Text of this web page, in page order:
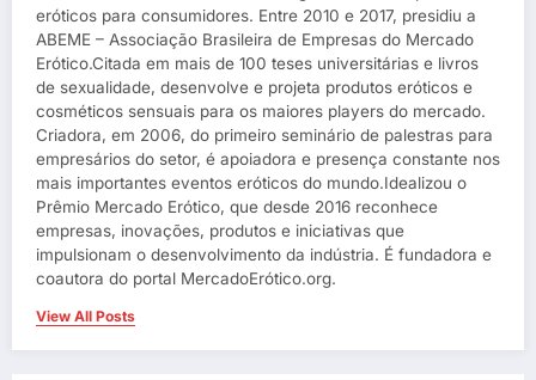
eróticos para consumidores. Entre 2010 e 2017, presidiu a
ABEME – Associação Brasileira de Empresas do Mercado
Erótico.Citada em mais de 100 teses universitárias e livros
de sexualidade, desenvolve e projeta produtos eróticos e
cosméticos sensuais para os maiores players do mercado.
Criadora, em 2006, do primeiro seminário de palestras para
empresários do setor, é apoiadora e presença constante nos
mais importantes eventos eróticos do mundo.Idealizou o
Prêmio Mercado Erótico, que desde 2016 reconhece
empresas, inovações, produtos e iniciativas que
impulsionam o desenvolvimento da indústria. É fundadora e
coautora do portal MercadoErótico.org.
View All Posts